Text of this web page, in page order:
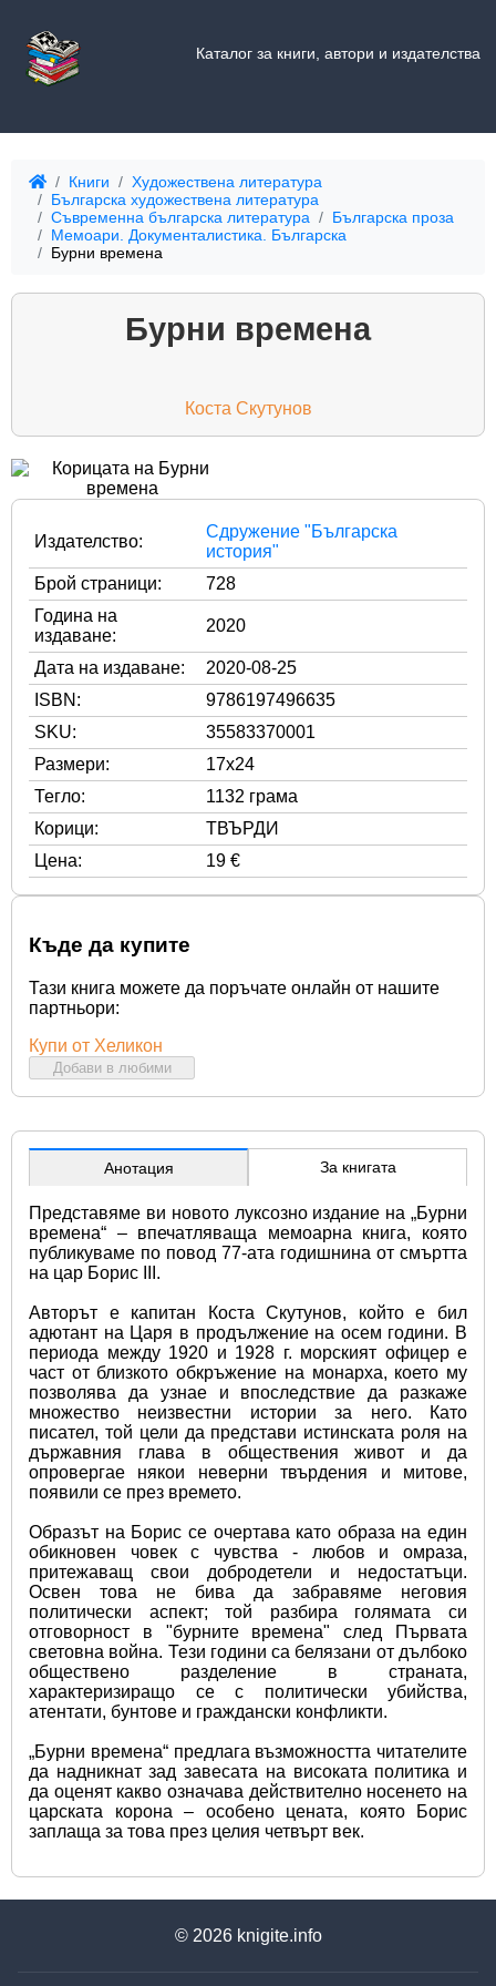
Каталог за книги, автори и издателства
Книги
Художествена литература
Българска художествена литература
Съвременна българска литература
Българска проза
Мемоари. Документалистика. Българска
Бурни времена
Бурни времена
Коста Скутунов
Издателство:
Сдружение "Българска
история"
Брой страници:
728
Година на
издаване:
2020
Дата на издаване:
2020-08-25
ISBN:
9786197496635
SKU:
35583370001
Размери:
17x24
Тегло:
1132 грама
Корици:
ТВЪРДИ
Цена:
19 €
Къде да купите
Тази книга можете да поръчате онлайн от нашите
партньори:
Купи от Хеликон
Добави в любими
Анотация За книгата
Представяме ви новото луксозно издание на „Бурни
времена“ – впечатляваща мемоарна книга, която
публикуваме по повод 77-ата годишнина от смъртта
на цар Борис III.
Авторът е капитан Коста Скутунов, който е бил
адютант на Царя в продължение на осем години. В
периода между 1920 и 1928 г. морският офицер е
част от близкото обкръжение на монарха, което му
позволява да узнае и впоследствие да разкаже
множество неизвестни истории за него. Като
писател, той цели да представи истинската роля на
държавния глава в обществения живот и да
опровергае някои неверни твърдения и митове,
появили се през времето.
Образът на Борис се очертава като образа на един
обикновен човек с чувства - любов и омраза,
притежаващ свои добродетели и недостатъци.
Освен това не бива да забравяме неговия
политически аспект; той разбира голямата си
отговорност в "бурните времена" след Първата
световна война. Тези години са белязани от дълбоко
обществено разделение в страната,
характеризиращо се с политически убийства,
атентати, бунтове и граждански конфликти.
„Бурни времена“ предлага възможността читателите
да надникнат зад завесата на високата политика и
да оценят какво означава действително носенето на
царската корона – особено цената, която Борис
заплаща за това през целия четвърт век.
© 2026 knigite.info